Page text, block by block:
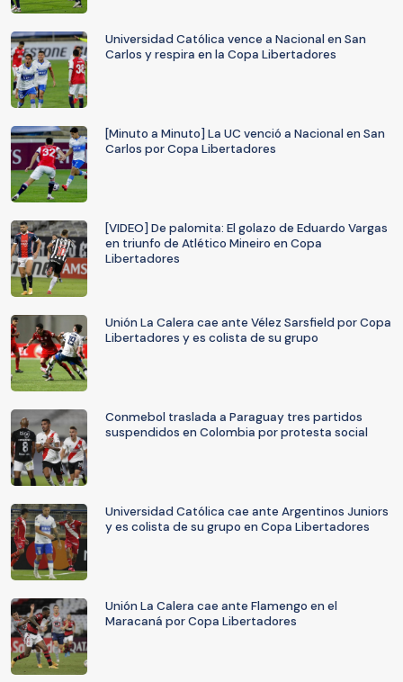
Universidad Católica vence a Nacional en San
Carlos y respira en la Copa Libertadores
[Minuto a Minuto] La UC venció a Nacional en San
Carlos por Copa Libertadores
[VIDEO] De palomita: El golazo de Eduardo Vargas
en triunfo de Atlético Mineiro en Copa
Libertadores
Unión La Calera cae ante Vélez Sarsfield por Copa
Libertadores y es colista de su grupo
Conmebol traslada a Paraguay tres partidos
suspendidos en Colombia por protesta social
Universidad Católica cae ante Argentinos Juniors
y es colista de su grupo en Copa Libertadores
Unión La Calera cae ante Flamengo en el
Maracaná por Copa Libertadores